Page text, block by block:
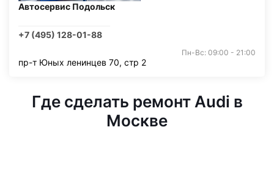
Автосервис Подольск
+7 (495) 128-01-88
Пн-Вс: 09:00 - 21:00
пр-т Юных ленинцев 70, стр 2
Где сделать ремонт Audi в
Москве